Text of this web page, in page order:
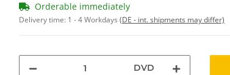
Orderable immediately
Delivery time: 1 - 4 Workdays (DE - int. shipments may differ)
DVD